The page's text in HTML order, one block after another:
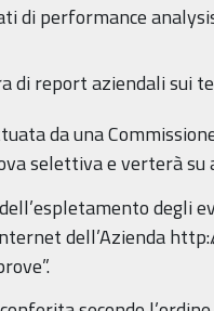
di performance
di report aziendali sui
da una
selettiva e verterà
dell’espletamento
dell’Azienda